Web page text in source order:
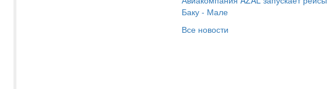
Баку - Мале
Все новости